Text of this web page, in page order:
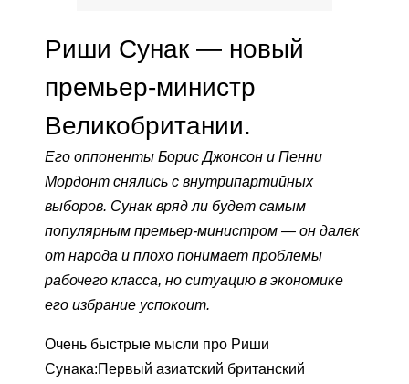
Риши Сунак — новый
премьер-министр
Великобритании.
Его оппоненты Борис Джонсон и Пенни
Мордонт снялись с внутрипартийных
выборов. Сунак вряд ли будет самым
популярным премьер-министром — он далек
от народа и плохо понимает проблемы
рабочего класса, но ситуацию в экономике
его избрание успокоит.
Очень быстрые мысли про Риши
Сунака:Первый азиатский британский